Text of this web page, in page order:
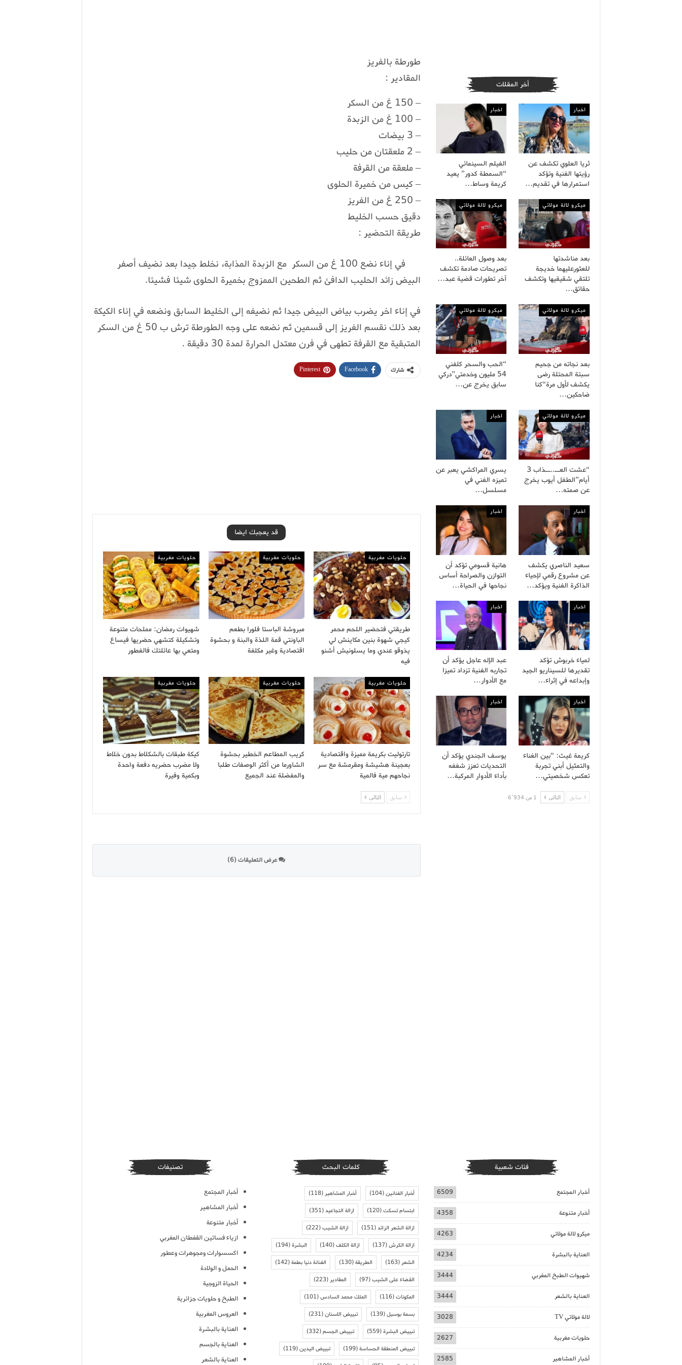
طورطة بالفريز
المقادير :
– ‌‍150 غ من السكر
– 100 غ من الزبدة
– 3 بيضات
– 2 ملعقتان من حليب
– ملعقة من القرفة
– كيس من خميرة الحلوى
– 250 غ من الفريز
دقيق حسب الخليط
طريقة التحضير :
في إناء نضع 100 غ من السكر ‍‌ مع الزبدة المذابة، نخلط جيدا بعد نضيف أصفر
البيض زائد الحليب الدافئ ثم الطحين الممزوج بخميرة الحلوى شيئا فشيئا.
في إناء اخر يضرب بياض البيض جيدا ثم نضيفه إلى الخليط السابق ونضعه في إناء الكيكة
بعد ذلك نقسم الفريز إلى قسمين ثم نضعه على وجه الطورطة ترش ب 50 غ من السكر
المتبقية مع القرفة تطهى في فرن معتدل الحرارة لمدة 30 دقيقة .
شارك Facebook
Pinterest
قد يعجبك ايضا
حلويات مغربية
طريقتي فتحضير اللحم محمر
كيجي شهوة بنين مكاينش لي
يذوقو عندي وما يسلونيش أشنو
فيه
حلويات مغربية
مبروشة الباستا فلورا بطعم
الباونتي قمة اللذة والبنة و بحشوة
اقتصادية وغير مكلفة
حلويات مغربية
شهيوات رمضان: مملحات متنوعة
وتشكيلة كتشهي حضريها فيساع
ومتعي بها عائلتك فالفطور
حلويات مغربية
تارتوليت بكريمة مميزة واقتصادية
بعجينة هشيشة ومقرمشة مع سر
نجاحهم مية فالمية
حلويات مغربية
كريب المطاعم الخطير بحشوة
الشاورما من أكثر الوصفات طلبا
والمفضلة عند الجميع
حلويات مغربية
كيكة طبقات بالشكلاط بدون خلاط
ولا مضرب حضريه دفعة واحدة
وبكمية وفيرة
سابق التالى
عرض التعليقات (6)
أخر المقلات
اخبار
ثريا العلوي تكشف عن
رؤيتها الفنية وتؤكد
استمرارها في تقديم…
اخبار
الفيلم السينمائي
“السمطة كدور” يعيد
كريمة وساط…
ميكرو لالة مولاتي
بعد مناشدتها
للعثورعليهما خديجة
تلتقي شقيقيها وتكشف
حقائق…
ميكرو لالة مولاتي
بعد وصول العائلة..
تصريحات صادمة تكشف
آخر تطورات قضية عبد…
ميكرو لالة مولاتي
بعد نجاته من جحيم
سبتة المحتلة رضى
يكشف لأول مرة“كنا
ضاحكين…
ميكرو لالة مولاتي
“الحب والسحر كلفني
54 مليون وخدمتي”دركي
سابق يخرج عن…
ميكرو لالة مولاتي
“عشت العــ..ــذاب 3
أيام”الطفل أيوب يخرج
عن صمته…
اخبار
يسري المراكشي يعبر عن
تميزه الفني في
مسلسل…
اخبار
سعيد الناصري يكشف
عن مشروع رقمي لإحياء
الذاكرة الفنية ويؤكد…
اخبار
هانية قسومي تؤكد أن
التوازن والصراحة أساس
نجاحها في الحياة…
اخبار
لمياء خربوش تؤكد
تقديرها للسيناريو الجيد
وإبداعه في إثراء…
اخبار
عبد الإله عاجل يؤكد أن
تجاربه الفنية تزداد تميزا
مع الأدوار…
اخبار
كريمة غيث: “بين الغناء
والتمثيل أبني تجربة
تعكس شخصيتي…
اخبار
يوسف الجندي يؤكد أن
التحديات تعزز شغفه
بأداء الأدوار المركبة…
سابق التالى 1 من 6٬934
فئات شعبية
أخبار المجتمع 6509
أخبار متنوعة 4358
ميكرو لالة مولاتي 4263
العناية بالبشرة 4234
شهيوات الطبخ المغربي 3444
العناية بالشعر 3444
لالة مولاتي TV 3028
حلويات مغربية 2627
أخبار المشاهير 2585
كلمات البحث
أخبار الفنانين(104) أخبار المشاهير(118)
ابتسام تسكت(120) ازالة التجاعيد(351)
ازالة الشعر الزائد(151) ازالة الشيب(222)
ازالة الكرش(137) ازالة الكلف(140) البشرة(194)
الشعر(163) الطريقة(130) الفنانة دنيا بطمة(142)
القضاء على الشيب(97) المقادير(223)
المكونات(116) الملك محمد السادس(101)
بسمة بوسيل(139) تبييض الاسنان(231)
تبييض البشرة(559) تبييض الجسم(332)
تبييض المنطقة الحساسة(199) تبييض اليدين(119)
تصنيفات
أخبار المجتمع
أخبار المشاهير
أخبار متنوعة
ازياء فساتين القفطان المغربي
اكسسوارات ومجوهرات وعطور
الحمل و الولادة
الحياة الزوجية
الطبخ و حلويات جزائرية
العروس المغربية
العناية بالبشرة
العناية بالجسم
العناية بالشعر